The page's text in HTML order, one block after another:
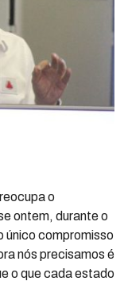
o
ontem, durante o
único compromisso
nós precisamos é
o que cada estado